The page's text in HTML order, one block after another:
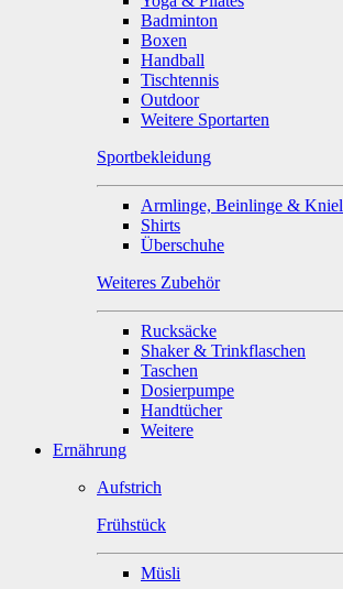
Badminton
Boxen
Handball
Tischtennis
Outdoor
Weitere Sportarten
Sportbekleidung
Armlinge, Beinlinge &
Shirts
Überschuhe
Weiteres Zubehör
Rucksäcke
Shaker & Trinkflaschen
Taschen
Dosierpumpe
Handtücher
Weitere
Ernährung
Aufstrich
Frühstück
Müsli